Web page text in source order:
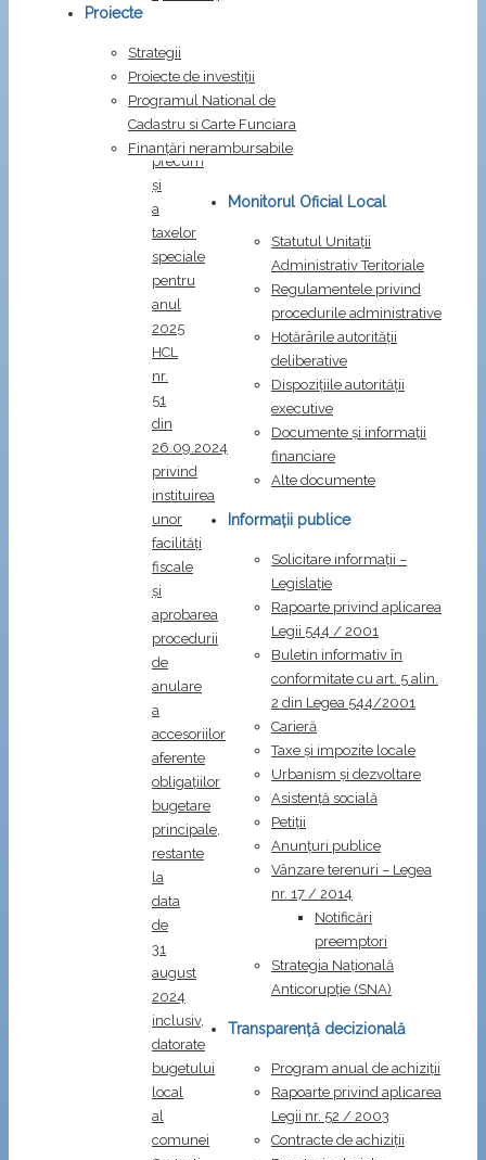
impozitelor
și
taxelor
locale,
precum
și
a
taxelor
speciale
pentru
anul
2025
HCL
nr.
51
din
26.09.2024
privind
instituirea
unor
facilități
fiscale
și
aprobarea
procedurii
de
anulare
a
accesoriilor
aferente
obligațiilor
bugetare
principale,
restante
la
data
de
31
august
2024
inclusiv,
datorate
bugetului
local
al
comunei
Proiecte
Strategii
Proiecte de investiții
Programul National de
Cadastru si Carte Funciara
Finanțări nerambursabile
Monitorul Oficial Local
Statutul Unitații
Administrativ Teritoriale
Regulamentele privind
procedurile administrative
Hotărârile autorității
deliberative
Dispozițiile autorității
executive
Documente și informații
financiare
Alte documente
Informații publice
Solicitare informații –
Legislație
Rapoarte privind aplicarea
Legii 544 / 2001
Buletin informativ în
conformitate cu art. 5 alin.
2 din Legea 544/2001
Carieră
Taxe și impozite locale
Urbanism și dezvoltare
Asistență socială
Petiții
Anunțuri publice
Vânzare terenuri – Legea
nr. 17 / 2014
Notificări
preemptori
Strategia Naţională
Anticorupţie (SNA)
Transparență decizională
Program anual de achiziții
Rapoarte privind aplicarea
Legii nr. 52 / 2003
Contracte de achiziții